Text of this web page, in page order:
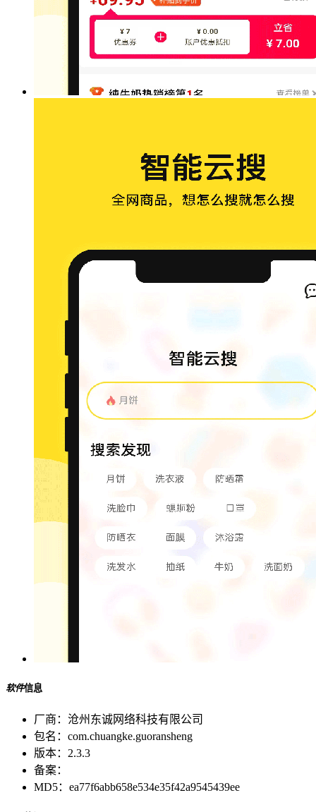
软件信息
厂商： 沧州东诚网络科技有限公司
包名： com.chuangke.guoransheng
版本： 2.3.3
备案：
MD5： ea77f6abb658e534e35f42a9545439ee